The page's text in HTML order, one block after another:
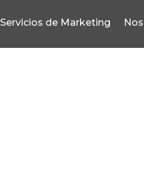
Servicios de Marketing